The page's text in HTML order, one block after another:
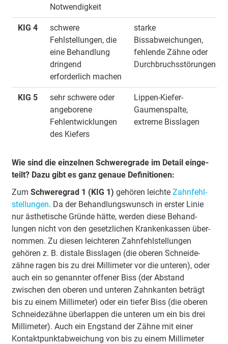
Notwendigkeit
KIG 4
schwere
Fehlstellungen, die
eine Behandlung
dringend
erforderlich machen
starke
Bissabweichungen,
fehlende Zähne oder
Durchbruchsstörungen
KIG 5
sehr schwere oder
angeborene
Fehlentwicklungen
des Kiefers
Lippen-Kiefer-
Gaumenspalte,
extreme Bisslagen
Wie sind die einzelnen Schwere­grade im Detail einge­
teilt? Dazu gibt es ganz genaue Defi­ni­tionen:
Zum Schwere­grad 1 (KIG 1) gehören leichte Zahn­fehl­
stel­lungen. Da der Behand­lungs­wunsch in erster Linie
nur ästhe­tische Gründe hätte, werden diese Behand­
lungen nicht von den gesetz­lichen Kranken­kassen über­
nommen. Zu diesen leich­teren Zahn­fehl­stel­lungen
gehören z. B. distale Biss­lagen (die oberen Schneide­
zähne ragen bis zu drei Milli­meter vor die unteren), oder
auch ein so genannter offener Biss (der Abstand
zwischen den oberen und unteren Zahn­kanten beträgt
bis zu einem Milli­meter) oder ein tiefer Biss (die oberen
Schneide­zähne über­lappen die unteren um ein bis drei
Milli­meter). Auch ein Eng­stand der Zähne mit einer
Kontakt­punkt­abwei­chung von bis zu einem Milli­meter